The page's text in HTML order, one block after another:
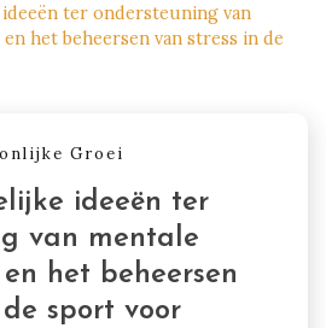
ter ondersteuning van
het beheersen van stress in de
Groei
ideeën ter
van mentale
het beheersen
sport voor